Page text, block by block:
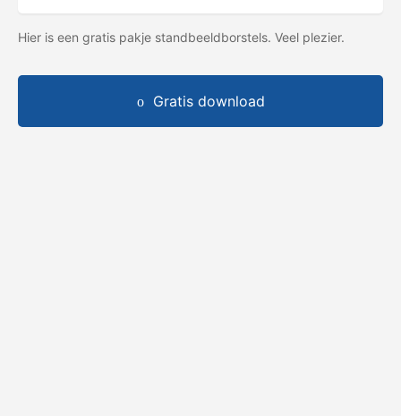
Hier is een gratis pakje standbeeldborstels. Veel plezier.
Gratis download